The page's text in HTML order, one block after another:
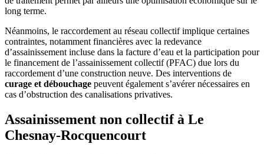
long terme.
Néanmoins, le raccordement au réseau collectif implique certaines
contraintes, notamment financières avec la redevance
d’assainissement incluse dans la facture d’eau et la participation pour
le financement de l’assainissement collectif (PFAC) due lors du
raccordement d’une construction neuve. Des interventions de
curage et débouchage peuvent également s’avérer nécessaires en
cas d’obstruction des canalisations privatives.
Assainissement non collectif à Le
Chesnay-Rocquencourt